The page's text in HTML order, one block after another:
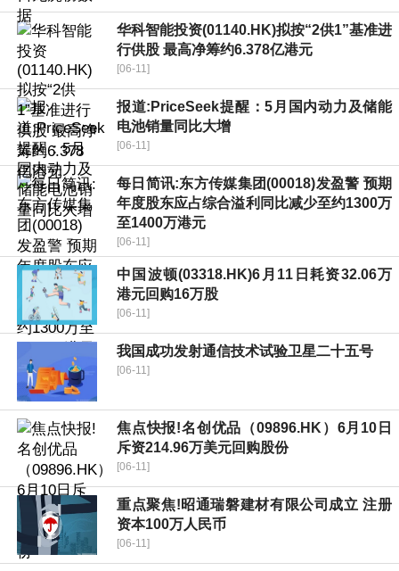
华科智能投资(01140.HK)拟按“2供1”基准进
行供股 最高净筹约6.378亿港元
[06-11]
报道:PriceSeek提醒：5月国内动力及储能
电池销量同比大增
[06-11]
每日简讯:东方传媒集团(00018)发盈警 预期
年度股东应占综合溢利同比减少至约1300万
至1400万港元
[06-11]
中国波顿(03318.HK)6月11日耗资32.06万
港元回购16万股
[06-11]
我国成功发射通信技术试验卫星二十五号
[06-11]
焦点快报!名创优品（09896.HK）6月10日
斥资214.96万美元回购股份
[06-11]
重点聚焦!昭通瑞磐建材有限公司成立 注册
资本100万人民币
[06-11]